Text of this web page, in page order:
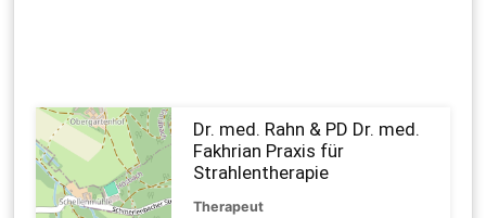
Dr. med. Rahn & PD Dr. med.
Fakhrian Praxis für
Strahlentherapie
Therapeut